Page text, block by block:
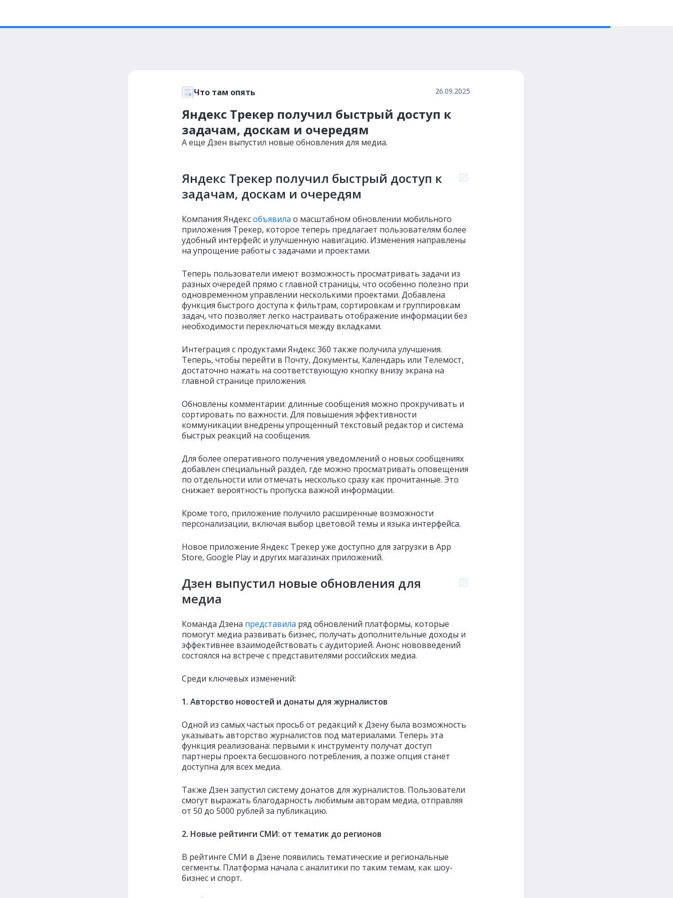
Что там опять 26.09.2025
Яндекс Трекер получил быстрый доступ к
задачам, доскам и очередям
А еще Дзен выпустил новые обновления для медиа.
Яндекс Трекер получил быстрый доступ к
задачам, доскам и очередям
Компания Яндексобъявила о масштабном обновлении мобильного
приложения Трекер, которое теперь предлагает пользователям более
удобный интерфейс и улучшенную навигацию. Изменения направлены
на упрощение работы с задачами и проектами.
Теперь пользователи имеют возможность просматривать задачи из
разных очередей прямо с главной страницы, что особенно полезно при
одновременном управлении несколькими проектами. Добавлена
функция быстрого доступа к фильтрам, сортировкам и группировкам
задач, что позволяет легко настраивать отображение информации без
необходимости переключаться между вкладками.
Интеграция с продуктами Яндекс 360 также получила улучшения.
Теперь, чтобы перейти в Почту, Документы, Календарь или Телемост,
достаточно нажать на соответствующую кнопку внизу экрана на
главной странице приложения.
Обновлены комментарии: длинные сообщения можно прокручивать и
сортировать по важности. Для повышения эффективности
коммуникации внедрены упрощенный текстовый редактор и система
быстрых реакций на сообщения.
Для более оперативного получения уведомлений о новых сообщениях
добавлен специальный раздел, где можно просматривать оповещения
по отдельности или отмечать несколько сразу как прочитанные. Это
снижает вероятность пропуска важной информации.
Кроме того, приложение получило расширенные возможности
персонализации, включая выбор цветовой темы и языка интерфейса.
Новое приложение Яндекс Трекер уже доступно для загрузки в App
Store, Google Play и других магазинах приложений.
Дзен выпустил новые обновления для
медиа
Команда Дзена представила ряд обновлений платформы, которые
помогут медиа развивать бизнес, получать дополнительные доходы и
эффективнее взаимодействовать с аудиторией. Анонс нововведений
состоялся на встрече с представителями российских медиа.
Среди ключевых изменений:
1. Авторство новостей и донаты для журналистов
Одной из самых частых просьб от редакций к Дзену была возможность
указывать авторство журналистов под материалами. Теперь эта
функция реализована: первыми к инструменту получат доступ
партнеры проекта бесшовного потребления, а позже опция станет
доступна для всех медиа.
Также Дзен запустил систему донатов для журналистов. Пользователи
смогут выражать благодарность любимым авторам медиа, отправляя
от 50 до 5000 рублей за публикацию.
2. Новые рейтинги СМИ: от тематик до регионов
В рейтинге СМИ в Дзене появились тематические и региональные
сегменты. Платформа начала с аналитики по таким темам, как шоу-
бизнес и спорт.